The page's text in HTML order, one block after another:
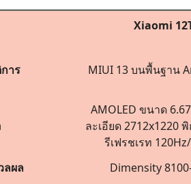
Xiaomi
าร MIUI 13 บนพื้นฐาน
AMOLED ขนาด
ละเอียด 2712x1220
รีเฟรชเรท
ลผล
Dimensity